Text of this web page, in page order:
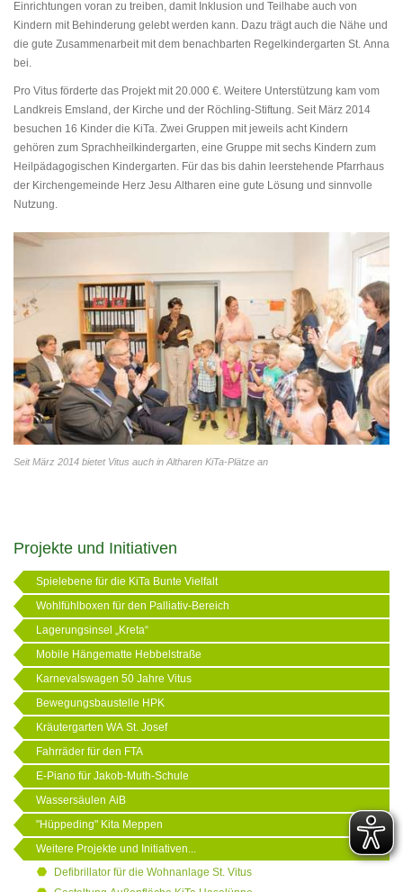
Einrichtungen voran zu treiben, damit Inklusion und Teilhabe auch von
Kindern mit Behinderung gelebt werden kann. Dazu trägt auch die Nähe und
die gute Zusammenarbeit mit dem benachbarten Regelkindergarten St. Anna
bei.
Pro Vitus förderte das Projekt mit 20.000 €. Weitere Unterstützung kam vom
Landkreis Emsland, der Kirche und der Röchling-Stiftung. Seit März 2014
besuchen 16 Kinder die KiTa. Zwei Gruppen mit jeweils acht Kindern
gehören zum Sprachheilkindergarten, eine Gruppe mit sechs Kindern zum
Heilpädagogischen Kindergarten. Für das bis dahin leerstehende Pfarrhaus
der Kirchengemeinde Herz Jesu Altharen eine gute Lösung und sinnvolle
Nutzung.
Seit März 2014 bietet Vitus auch in Altharen KiTa-Plätze an
Projekte und Initiativen
Spielebene für die KiTa Bunte Vielfalt
Wohlfühlboxen für den Palliativ-Bereich
Lagerungsinsel „Kreta“
Mobile Hängematte Hebbelstraße
Karnevalswagen 50 Jahre Vitus
Bewegungsbaustelle HPK
Kräutergarten WA St. Josef
Fahrräder für den FTA
E-Piano für Jakob-Muth-Schule
Wassersäulen AiB
"Hüppeding" Kita Meppen
Weitere Projekte und Initiativen...
Defibrillator für die Wohnanlage St. Vitus